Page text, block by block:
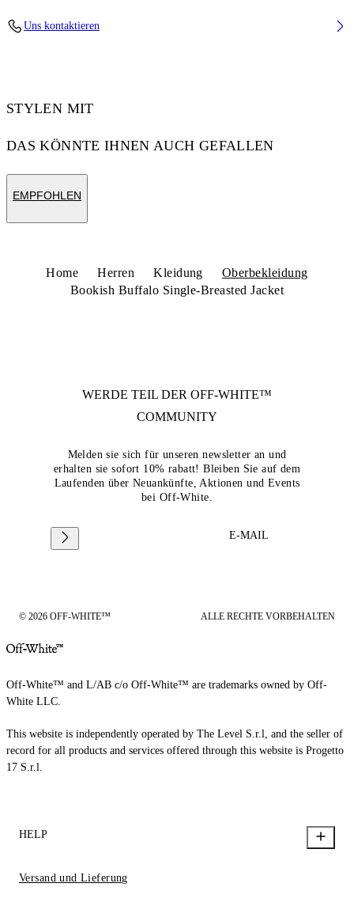
Uns kontaktieren
STYLEN MIT
DAS KÖNNTE IHNEN AUCH GEFALLEN
EMPFOHLEN
Home Herren Kleidung
Oberbekleidung
Bookish Buffalo Single-Breasted Jacket
WERDE TEIL DER OFF-WHITE™
COMMUNITY
Melden sie sich für unseren newsletter an und
erhalten sie sofort 10% rabatt! Bleiben Sie auf dem
Laufenden über Neuankünfte, Aktionen und Events
bei Off-White.
E-MAIL
© 2026 OFF-WHITE™ ALLE RECHTE VORBEHALTEN
Off-White™ and L/AB c/o Off-White™ are trademarks owned by Off-
White LLC.
This website is independently operated by The Level S.r.l, and the seller of
record for all products and services offered through this website is Progetto
17 S.r.l.
HELP
Versand und Lieferung